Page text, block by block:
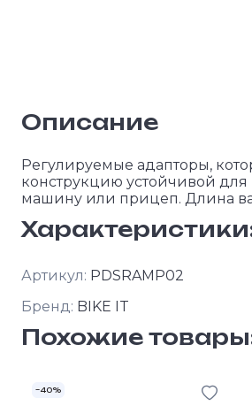
Описание
Регулируемые адапторы,
конструкцию устойчивой
машину или прицеп. Длина
Артикул: PDSRAMP02
Бренд: BIKE IT
Похожие
–40%